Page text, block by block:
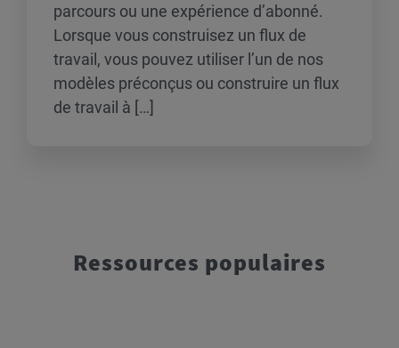
parcours ou une expérience d’abonné.
Lorsque vous construisez un flux de
travail, vous pouvez utiliser l’un de nos
modèles préconçus ou construire un flux
de travail à […]
Ressources populaires